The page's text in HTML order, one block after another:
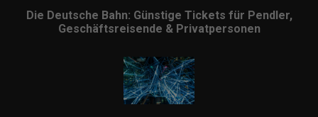
Die Deutsche Bahn: Günstige Tickets für Pendler,
Geschäftsreisende & Privatpersonen